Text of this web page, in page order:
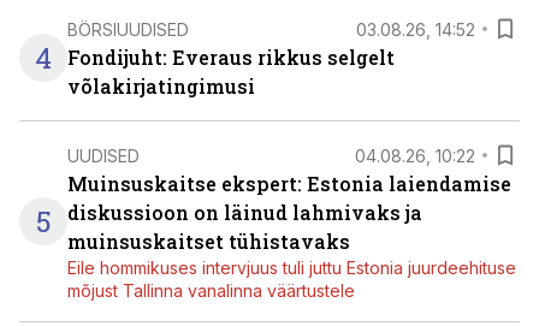
4
BÖRSIUUDISED 03.08.26, 14:52
Fondijuht: Everaus rikkus selgelt
võlakirjatingimusi
5
UUDISED 04.08.26, 10:22
Muinsuskaitse ekspert: Estonia laiendamise
diskussioon on läinud lahmivaks ja
muinsuskaitset tühistavaks
Eile hommikuses intervjuus tuli juttu Estonia juurdeehituse
mõjust Tallinna vanalinna väärtustele